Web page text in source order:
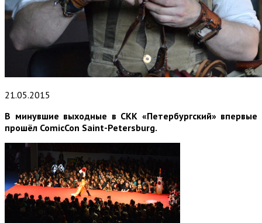
21.05.2015
В минувшие выходные в СКК «Петербургский» впервые
прошёл ComicCon Saint-Petersburg.